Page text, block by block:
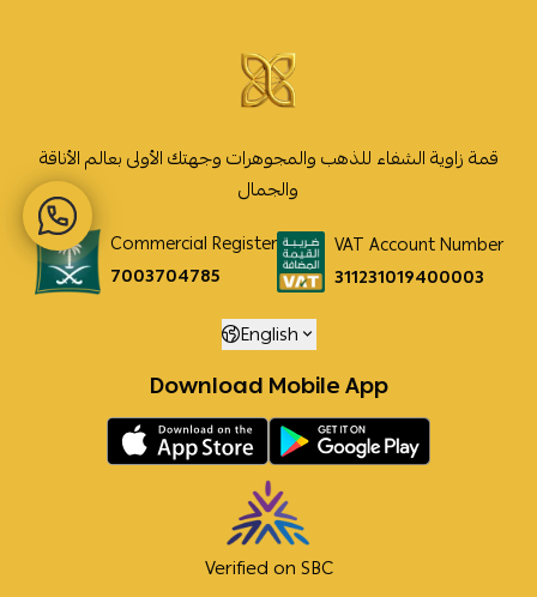
قمة زاوية الشفاء للذهب والمجوهرات وجهتك الأولى بعالم الأناقة
والجمال
Commercial Register
7003704785
VAT Account Number
311231019400003
English
Download Mobile App
Verified on SBC